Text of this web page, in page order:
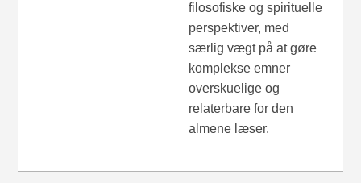
filosofiske og spirituelle
perspektiver, med
særlig vægt på at gøre
komplekse emner
overskuelige og
relaterbare for den
almene læser.